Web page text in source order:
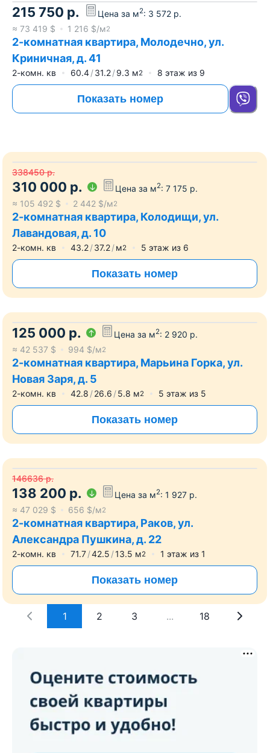
215 750 р. Цена за м2: 3 572 р.
≈ 73 419 $ 1 216 $/м2
2-комнатная квартира, Молодечно, ул.
Криничная, д. 41
2-комн. кв 60.4 31.2 9.3 м2 8 этаж из 9
Показать номер
338450 р.
310 000 р. Цена за м2: 7 175 р.
≈ 105 492 $ 2 442 $/м2
2-комнатная квартира, Колодищи, ул.
Лавандовая, д. 10
2-комн. кв 43.2 37.2 м2 5 этаж из 6
Показать номер
125 000 р. Цена за м2: 2 920 р.
≈ 42 537 $ 994 $/м2
2-комнатная квартира, Марьина Горка, ул.
Новая Заря, д. 5
2-комн. кв 42.8 26.6 5.8 м2 5 этаж из 5
Показать номер
146636 р.
138 200 р. Цена за м2: 1 927 р.
≈ 47 029 $ 656 $/м2
2-комнатная квартира, Раков, ул.
Александра Пушкина, д. 22
2-комн. кв 71.7 42.5 13.5 м2 1 этаж из 1
Показать номер
1 2 3 ... 18